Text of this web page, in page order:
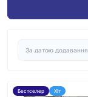
Бестселер Хіт